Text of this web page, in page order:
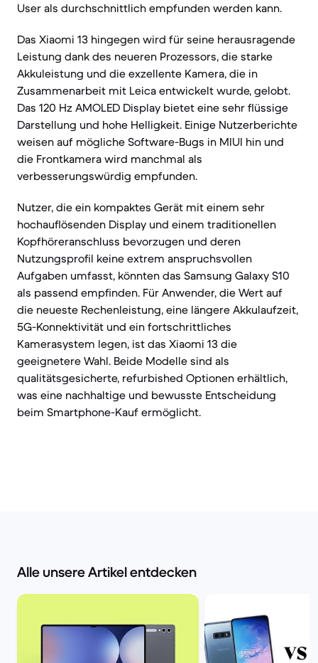
User als durchschnittlich empfunden werden kann.
Das Xiaomi 13 hingegen wird für seine herausragende
Leistung dank des neueren Prozessors, die starke
Akkuleistung und die exzellente Kamera, die in
Zusammenarbeit mit Leica entwickelt wurde, gelobt.
Das 120 Hz AMOLED Display bietet eine sehr flüssige
Darstellung und hohe Helligkeit. Einige Nutzerberichte
weisen auf mögliche Software-Bugs in MIUI hin und
die Frontkamera wird manchmal als
verbesserungswürdig empfunden.
Nutzer, die ein kompaktes Gerät mit einem sehr
hochauflösenden Display und einem traditionellen
Kopfhöreranschluss bevorzugen und deren
Nutzungsprofil keine extrem anspruchsvollen
Aufgaben umfasst, könnten das Samsung Galaxy S10
als passend empfinden. Für Anwender, die Wert auf
die neueste Rechenleistung, eine längere Akkulaufzeit,
5G-Konnektivität und ein fortschrittliches
Kamerasystem legen, ist das Xiaomi 13 die
geeignetere Wahl. Beide Modelle sind als
qualitätsgesicherte, refurbished Optionen erhältlich,
was eine nachhaltige und bewusste Entscheidung
beim Smartphone-Kauf ermöglicht.
Alle unsere Artikel entdecken